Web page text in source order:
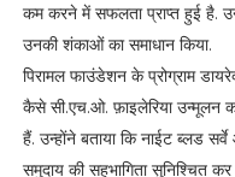
कम करने में सफलता प्राप्त हुई है.
उनकी शंकाओं का समाधान किया.
पिरामल फाउंडेशन के प्रोग्राम
कैसे सी.एच.ओ. फ़ाइलेरिया उन्मूलन
हैं. उन्होंने बताया कि नाईट ब्लड
समुदाय की सहभागिता सुनिश्चित